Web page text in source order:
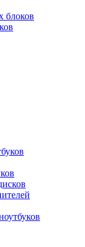
блоков